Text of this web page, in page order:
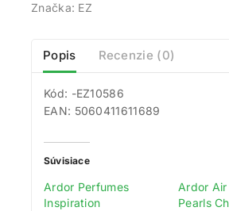
Značka: EZ
Popis Recenzie (0)
Kód: -EZ10586
EAN: 5060411611689
Súvisiace
Ardor Perfumes
Inspiration
Ardor
Pearls